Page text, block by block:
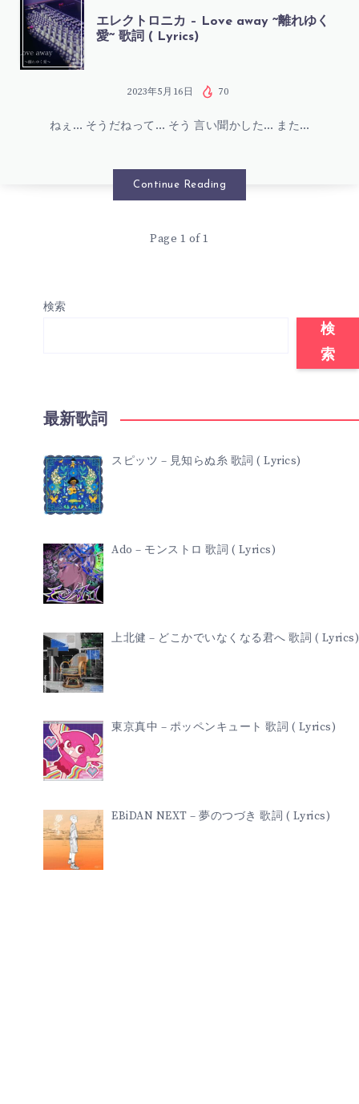
エ
レ
ト
離
れ
ゆ
く
愛
歌
詞
LYRICS)
エレクトロニカ – Love away ~離れゆく
愛~ 歌詞 ( Lyrics)
2023年5月16日 70
ねぇ… そうだねって… そう 言い聞かした… また…
Continue Reading
Page 1 of 1
検索
検
索
最新歌詞
スピッツ – 見知らぬ糸 歌詞 ( Lyrics)
Ado – モンストロ 歌詞 ( Lyrics)
上北健 – どこかでいなくなる君へ 歌詞 ( Lyrics)
東京真中 – ポッペンキュート 歌詞 ( Lyrics)
EBiDAN NEXT – 夢のつづき 歌詞 ( Lyrics)